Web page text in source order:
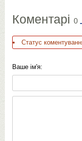
Коментарі 0
Статус
Ваше ім'я: